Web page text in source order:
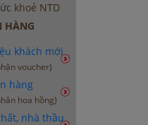
khoẻ NTD
HÀNG
khách mới
voucher)
hàng
hoa hồng)
nhà thầu